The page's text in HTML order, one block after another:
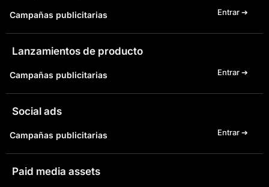
Campañas publicitarias Entrar ➔
Lanzamientos de producto
Campañas publicitarias Entrar ➔
Social ads
Campañas publicitarias Entrar ➔
Paid media assets